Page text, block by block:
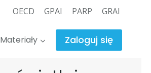
OECD GPAI PARP GRAI
Materiały Zaloguj się